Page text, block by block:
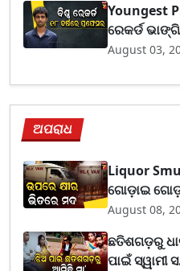
Youngest
ରେକର୍ଡ
August 03,
ଅପରାଧ
Liquor
ଗୋଡ଼ାଇ
August 08,
ଛତିଶଗଡ଼ରୁ
ପାଇଁ ସ୍ୱାମୀ